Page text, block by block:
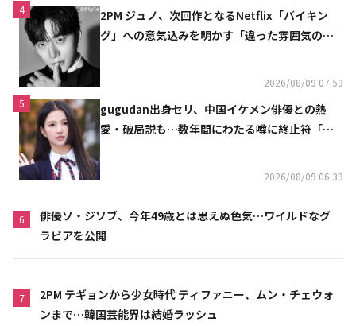
4
2PM ジュノ、次回作となるNetflix「バイキン
グ」への意気込みを明かす「違った雰囲気の姿
2026/08/09 07:59
5
gugudan出身セリ、中国イケメン俳優との熱
愛・破局説も…数年間にわたる噂に終止符「邪
2026/08/09 06:39
6
俳優ソ・ジソブ、今年49歳とは思えぬ色気…ワイルドなグ
ラビアを公開
7
2PM テギョンから少女時代 ティファニー、ムン・チェウォ
ンまで…韓国芸能界は結婚ラッシュ